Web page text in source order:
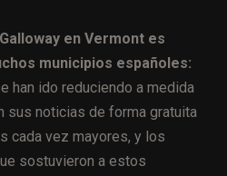
en Vermont es
municipios españoles:
han ido reduciendo a medida
sus noticias de forma gratuita
cada vez mayores, y los
sostuvieron a estos